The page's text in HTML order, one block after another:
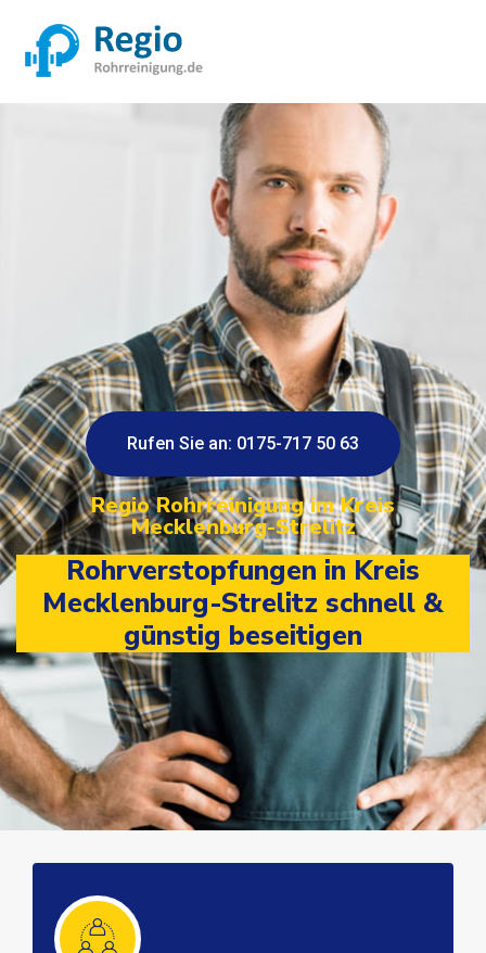
Rufen Sie an: 0175-717 50 63
Regio Rohrreinigung im Kreis
Mecklenburg-Strelitz
Rohrverstopfungen in Kreis
Mecklenburg-Strelitz schnell &
günstig beseitigen